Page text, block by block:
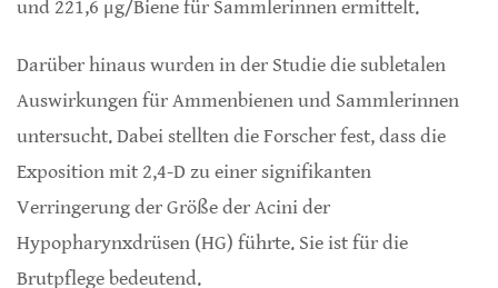
und 221,6 μg/Biene für Sammlerinnen ermittelt.
Darüber hinaus wurden in der Studie die subletalen
Auswirkungen für Ammenbienen und Sammlerinnen
untersucht. Dabei stellten die Forscher fest, dass die
Exposition mit 2,4-D zu einer signifikanten
Verringerung der Größe der Acini der
Hypopharynxdrüsen (HG) führte. Sie ist für die
Brutpflege bedeutend.